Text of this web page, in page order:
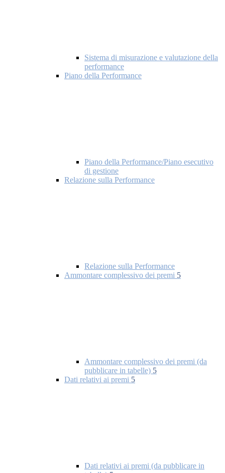
Sistema di misurazione e valutazione della
performance
Piano della Performance
Piano della Performance/Piano esecutivo
di gestione
Relazione sulla Performance
Relazione sulla Performance
Ammontare complessivo dei premi 5
Ammontare complessivo dei premi (da
pubblicare in tabelle) 5
Dati relativi ai premi 5
Dati relativi ai premi (da pubblicare in